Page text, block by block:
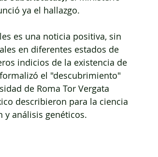
ya el hallazgo.
es una noticia positiva, sin
en diferentes estados de
indicios de la existencia de
el "descubrimiento"
de Roma Tor Vergata
describieron para la ciencia
y análisis genéticos.